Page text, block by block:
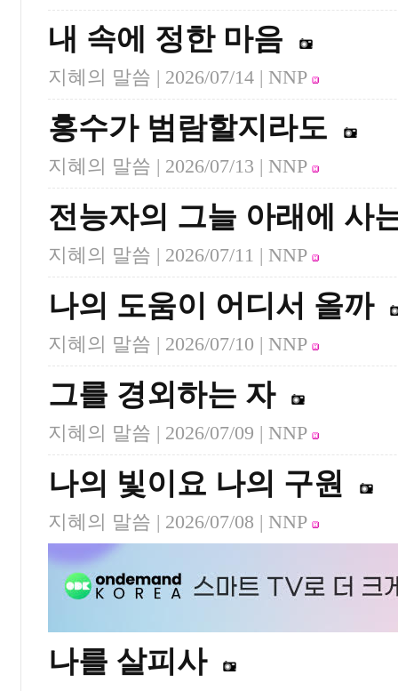
내 속에 정한 마음
지혜의 말씀 | 2026/07/14 | NNP
홍수가 범람할지라도
지혜의 말씀 | 2026/07/13 | NNP
전능자의 그늘 아래에 사
지혜의 말씀 | 2026/07/11 | NNP
나의 도움이 어디서 올까
지혜의 말씀 | 2026/07/10 | NNP
그를 경외하는 자
지혜의 말씀 | 2026/07/09 | NNP
나의 빛이요 나의 구원
지혜의 말씀 | 2026/07/08 | NNP
나를 살피사